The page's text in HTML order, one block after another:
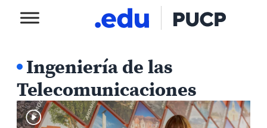
Ingeniería de las
Telecomunicaciones